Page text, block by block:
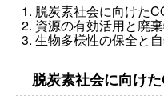
脱炭素社会に向けた
資源の有効活用と廃
生物多様性の保全と
脱炭素社会に向け